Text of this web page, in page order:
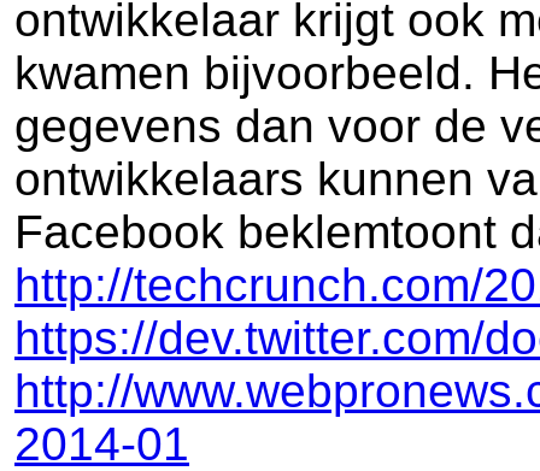
ontwikkelaar krijgt ook
kwamen bijvoorbeeld.
gegevens dan voor de
ontwikkelaars kunnen
Facebook beklemtoont
http://techcrunch.com/
https://dev.twitter.com/
http://
2014-01